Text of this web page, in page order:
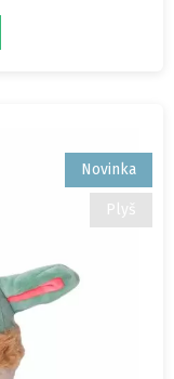
Novinka
Plyš